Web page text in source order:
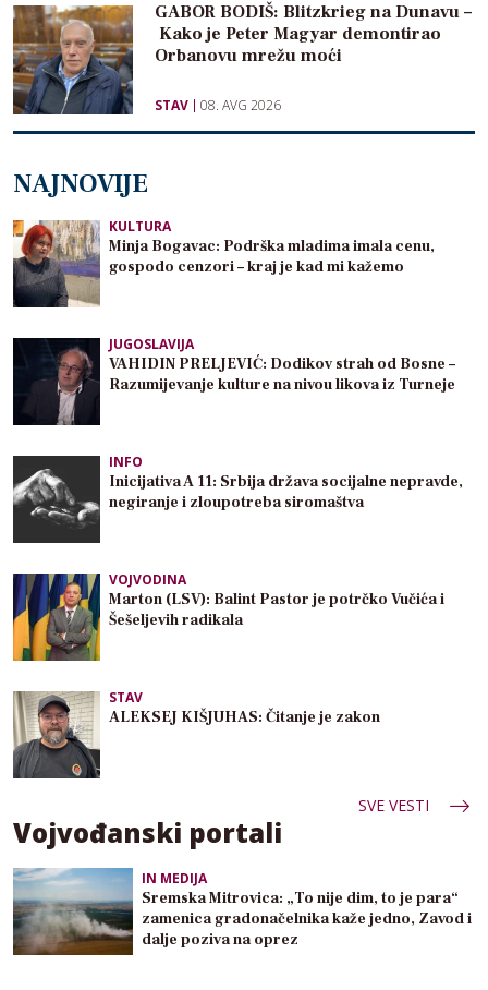
GABOR BODIŠ: Blitzkrieg na Dunavu –
Kako je Peter Magyar demontirao
Orbanovu mrežu moći
STAV 08. AVG 2026
NAJNOVIJE
KULTURA
Minja Bogavac: Podrška mladima imala cenu,
gospodo cenzori – kraj je kad mi kažemo
JUGOSLAVIJA
VAHIDIN PRELJEVIĆ: Dodikov strah od Bosne –
Razumijevanje kulture na nivou likova iz Turneje
INFO
Inicijativa A 11: Srbija država socijalne nepravde,
negiranje i zloupotreba siromaštva
VOJVODINA
Marton (LSV): Balint Pastor je potrčko Vučića i
Šešeljevih radikala
STAV
ALEKSEJ KIŠJUHAS: Čitanje je zakon
SVE VESTI
Vojvođanski portali
IN MEDIJA
Sremska Mitrovica: „To nije dim, to je para“
zamenica gradonačelnika kaže jedno, Zavod i
dalje poziva na oprez